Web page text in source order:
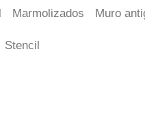
Marmolizados Muro
Stencil